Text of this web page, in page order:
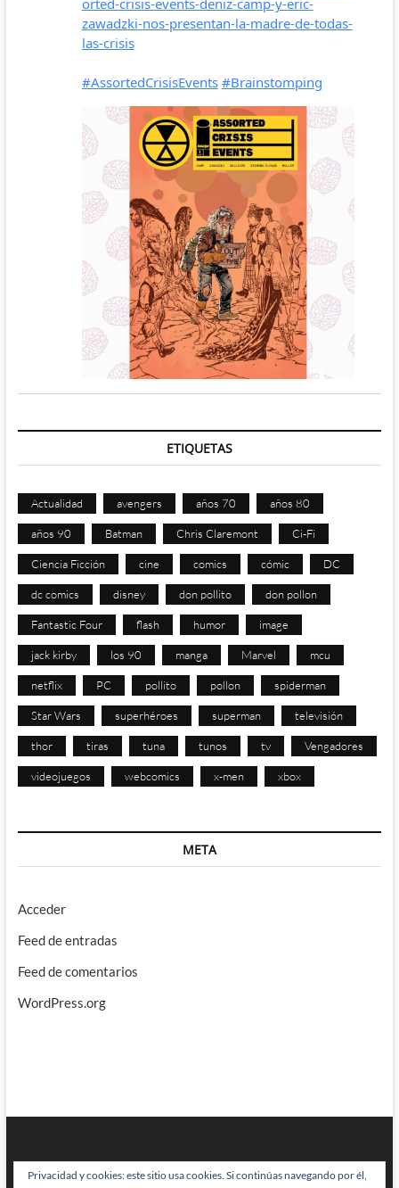
ETIQUETAS
Actualidad avengers años 70 años 80
años 90 Batman Chris Claremont Ci-Fi
Ciencia Ficción cine comics cómic DC
dc comics disney don pollito don pollon
Fantastic Four flash humor image
jack kirby los 90 manga Marvel mcu
netflix PC pollito pollon spiderman
Star Wars superhéroes superman televisión
thor tiras tuna tunos tv Vengadores
videojuegos webcomics x-men xbox
META
Acceder
Feed de entradas
Feed de comentarios
WordPress.org
Privacidad y cookies: este sitio usa cookies. Si continúas navegando por él,